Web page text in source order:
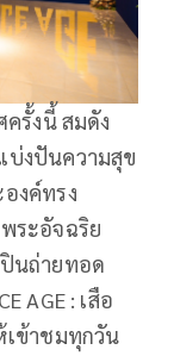
ครั้งนี้ สมดัง
บ่งปันความสุข
งค์ทรง
ระอัจฉริย
นถ่ายทอด
AGE : เสือ
ข้าชมทุกวัน